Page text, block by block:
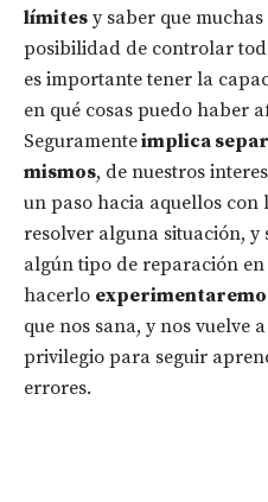
límites y saber que
posibilidad de controlar
es importante tener la
en qué cosas puedo haber
Seguramenteimplica
mismos, de nuestros
un paso hacia aquellos con
resolver alguna situación, y
algún tipo de reparación
hacerlo
que nos sana, y nos vuelve
privilegio para seguir
errores.